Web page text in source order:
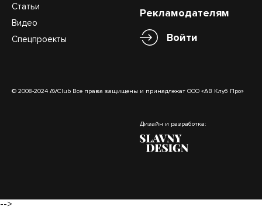
Статьи
Видео
Спецпроекты
Рекламодателям
Войти
© 2008-2024 AVClub Все права защищены и принадлежат ООО «АВ Клуб Про»
Дизайн и разработка:
-->